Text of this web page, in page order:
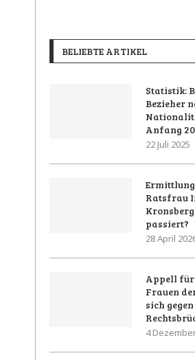
BELIEBTE ARTIKEL
Statistik:
Bezieher
Anfang
22 Juli 2025
Ratsfrau
passiert?
28 April
Appell für
Frauen
sich
4